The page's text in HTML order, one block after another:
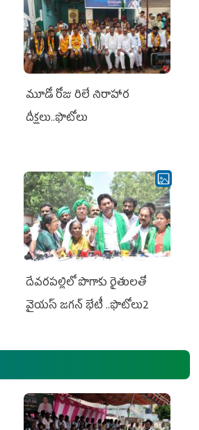
మూడో రోజు రిలే నిరాహార
దీక్షలు..ఫొటోలు
దేవరపల్లిలో పొగాకు రైతులతో
వైయస్ జగన్ భేటీ ..ఫొటోలు2